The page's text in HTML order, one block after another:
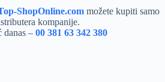
ShopOnline.com možete kupiti samo
kompanije.
danas – 00 381 63 342 380